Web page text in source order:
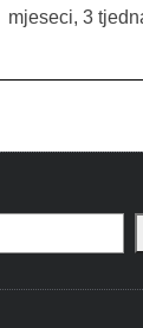
mjeseci, 3